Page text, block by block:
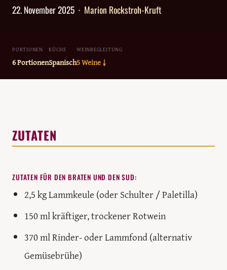
22. November 2025 · Marion Rockstroh-Kruft
PORTIONEN
6 Portionen
KÜCHE
Spanisch
WEINBEGLEITUNG
5 Weine ↓
ZUTATEN
ZUTATEN FÜR DEN BRATEN UND DEN SUD:
2,5 kg Lammkeule (oder Schulter / Paletilla)
150 ml kräftiger, trockener Rotwein
370 ml Rinder- oder Lammfond (alternativ
Gemüsebrühe)